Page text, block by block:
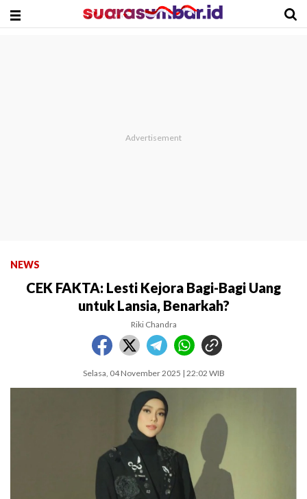
NEWS
CEK FAKTA: Lesti Kejora Bagi-Bagi Uang
untuk Lansia, Benarkah?
Riki Chandra
Selasa, 04 November 2025 | 22:02 WIB